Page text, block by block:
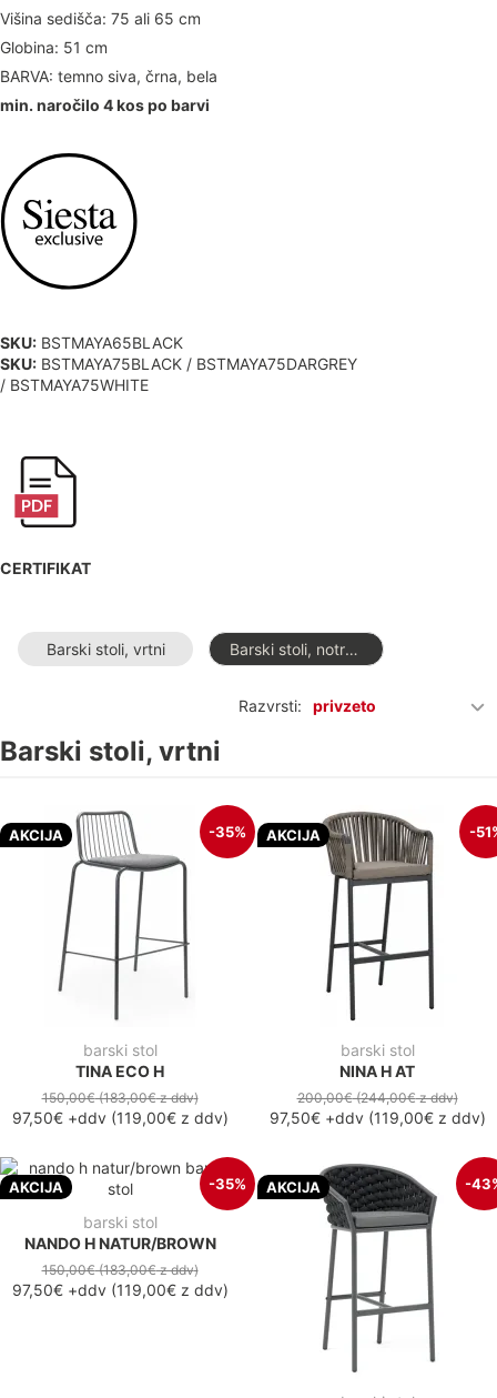
Višina sedišča: 75 ali 65 cm
Globina: 51 cm
BARVA: temno siva, črna, bela
min. naročilo 4 kos po barvi
SKU: BSTMAYA65BLACK
SKU: BSTMAYA75BLACK / BSTMAYA75DARGREY
/ BSTMAYA75WHITE
CERTIFIKAT
Barski stoli, vrtni Barski stoli, notranji
Razvrsti: privzeto
Barski stoli, vrtni
AKCIJA -35%
barski stol
TINA ECO H
150,00€(183,00€z ddv)
97,50€+ddv(119,00€z ddv)
AKCIJA -
barski stol
NINA H AT
200,00€(244,00€z ddv)
97,50€+ddv(119,00€z ddv)
AKCIJA -35%
barski stol
NANDO H NATUR/BROWN
150,00€(183,00€z ddv)
97,50€+ddv(119,00€z ddv)
AKCIJA -